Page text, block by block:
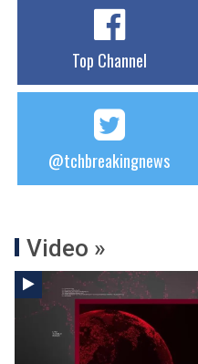
Top Channel
@tchbreakingnews
Video »